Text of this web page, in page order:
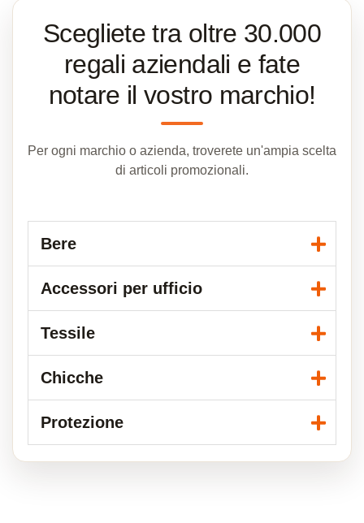
Scegliete tra oltre 30.000
regali aziendali e fate
notare il vostro marchio!
Per ogni marchio o azienda, troverete un'ampia scelta
di articoli promozionali.
Bere
Accessori per ufficio
Tessile
Chicche
Protezione